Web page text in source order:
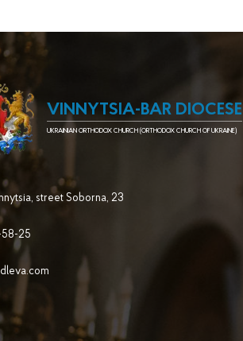
VINNYTSIA-BAR DIOCESE
UKRAINIAN ORTHODOX CHURCH (ORTHODOX CHURCH OF UKRAINE)
street Soborna, 23
58-25